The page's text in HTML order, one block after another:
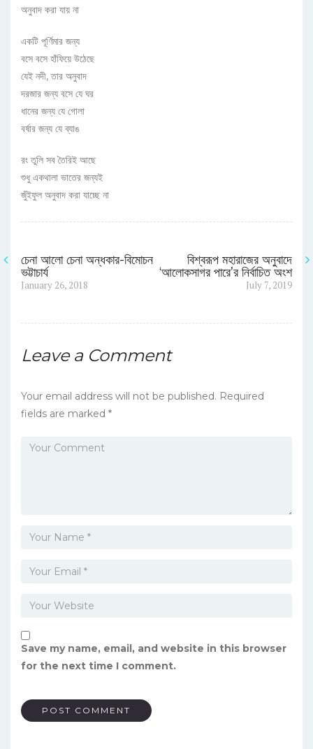
অনুবাদ করা যায় না
একটি পূর্ণিমার জন্য
বসে বসে হাঁফিয়ে উঠেছে
যেই নদী, তার অনুবাদ
দরজার জন্য বসে যে ঘর
ধানের জন্য যে গোলা
বর্ষার জন্য যে ব্যাঙ
রং তুলি সব তৈরিই আছে
শুধু একথালা ভাতের জন্যই
জুঁইফুল অনুবাদ করা যাচ্ছে না
Post
চেনা আলো চেনা অন্ধকার-বিমোচন
ভট্টাচার্য
Previous
January 26, 2018
বিশ্বরূপ মহারাজের অনুবাদে
‘আলোকসাগর পারে’র নির্বাচিত অংশ
July 7, 2019
Leave a Comment
Your email address will not be published. Required
fields are marked *
Save my name, email, and website in this browser
for the next time I comment.